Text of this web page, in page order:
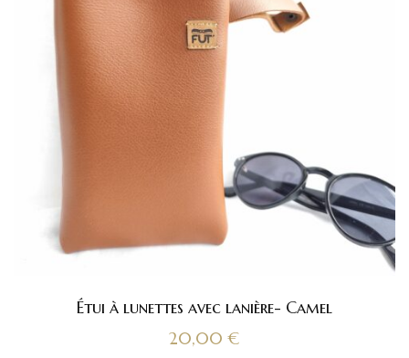
Étui à lunettes avec lanière- Camel
20,00 €